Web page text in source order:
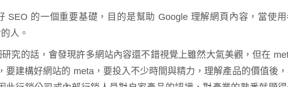
SEO 的一個重要基礎，目的是幫助 Google 理解網頁內容，當使
人。
究的話，會發現許多網站內容還不錯視覺上雖然大氣美觀，但在
要建構好網站的 meta，要投入不少時間與精力，理解產品的價值後